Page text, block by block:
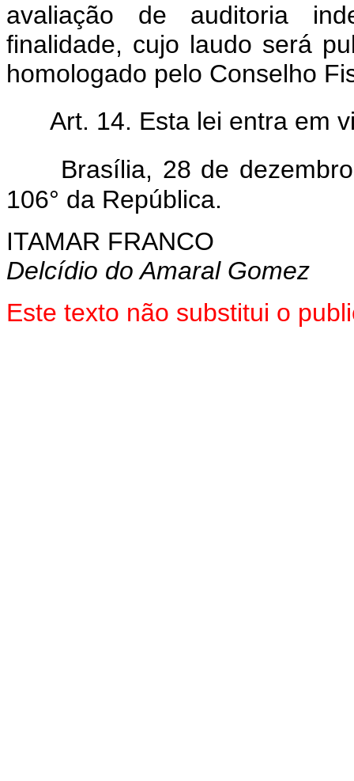
avaliação de auditoria
finalidade, cujo laudo será
homologado pelo Conselho
Art. 14. Esta lei entra em
Brasília, 28 de
106° da República.
ITAMAR FRANCO
Delcídio do Amaral Gomez
Este texto não substitui o